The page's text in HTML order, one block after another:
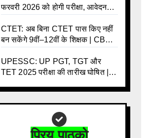
फरवरी 2026 को होगी परीक्षा, आवेदन
CTET: अब बिना CTET पास किए नहीं
बन सकेंगे 9वीं–12वीं के शिक्षक | CBSE
UPESSC: UP PGT, TGT और
TET 2025 परीक्षा की तारीख घोषित | 3
Download Admit Card Details
Inside